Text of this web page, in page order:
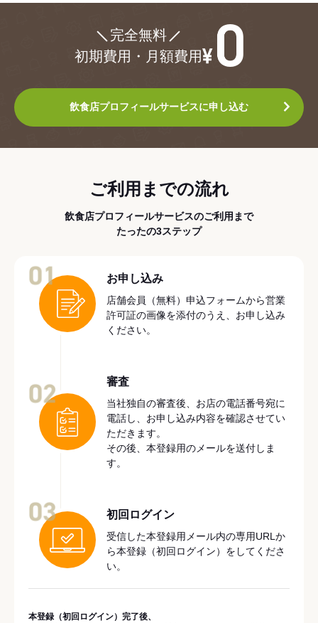
完全無料
初期費用・月額費用
飲食店プロフィールサービスに申し込む
ご利用までの流れ
飲食店プロフィールサービスのご利用まで
たったの3ステップ
お申し込み
店舗会員（無料）申込フォームから営業
許可証の画像を添付のうえ、お申し込み
ください。
審査
当社独自の審査後、お店の電話番号宛に
電話し、お申し込み内容を確認させてい
ただきます。
その後、本登録用のメールを送付しま
す。
初回ログイン
受信した本登録用メール内の専用URLか
ら本登録（初回ログイン）をしてくださ
い。
本登録（初回ログイン）完了後、